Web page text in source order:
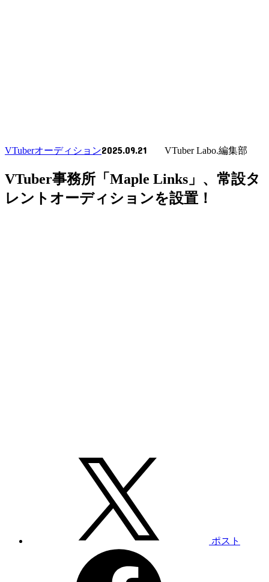
VTuberオーディション2025.09.21 VTuber Labo.編集部
VTuber事務所「Maple Links」、常設タ
レントオーディションを設置！
ポスト